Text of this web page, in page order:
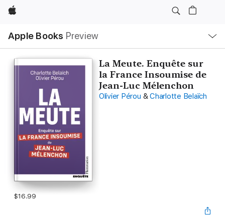
Apple
Apple Books Preview
Nav
Open
Menu
La Meute. Enquête sur
la France Insoumise de
Jean-Luc Mélenchon
Olivier Pérou & Charlotte Belaïch
$16.99